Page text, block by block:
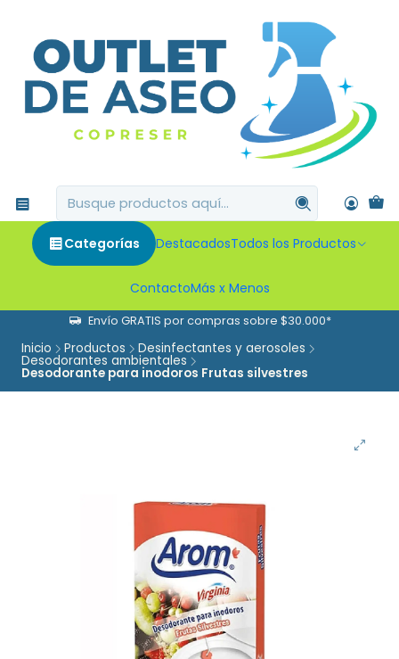
Categorías DestacadosTodos los Productos
ContactoMás x Menos
Envío GRATIS por compras sobre $30.000*
Inicio Productos Desinfectantes y aerosoles
Desodorantes ambientales
Desodorante para inodoros Frutas silvestres